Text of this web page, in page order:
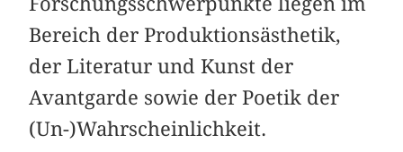
Bereich der Produktionsästhetik,
der Literatur und Kunst der
Avantgarde sowie der Poetik der
(Un-)Wahrscheinlichkeit.